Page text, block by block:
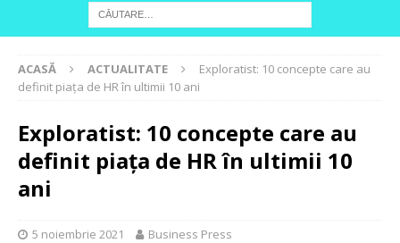
ACASĂ ACTUALITATE
Exploratist: 10 concepte care au
definit piața de HR în ultimii 10 ani
Exploratist: 10 concepte care au
definit piața de HR în ultimii 10
ani
5 noiembrie 2021 Business Press